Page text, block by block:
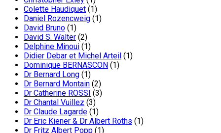
Colette Haudiquet (1)
Daniel Rozencweig (1)
David Bruno (1)
David S. Walter (2)
Delphine Minoui (1)
Didier Debar et Michel Arteil (1)
Dominique BERNASCON (1)
Dr Bernard Long (1)
Dr Bernard Montain (2)
Dr Catherine ROSSI (3)
Dr Chantal Vuillez (3)
Dr Claude Lagarde (1)
Dr Eric Kiener & Dr Albert Roths (1)
Dr Fritz Albert Popp (1)